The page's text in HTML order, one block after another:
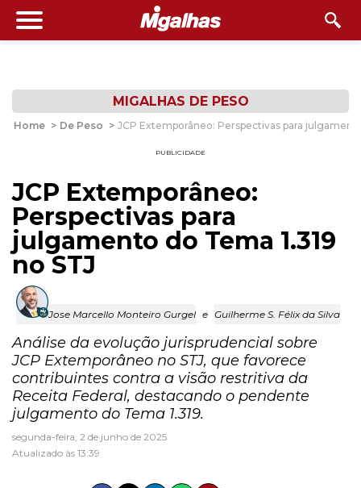
MIGALHAS DE PESO
Home > De Peso > JCP Extemporâneo: Perspectivas para
PUBLICIDADE
JCP Extemporâneo:
Perspectivas para
julgamento do Tema 1.319
no STJ
Jose Marcello Monteiro Gurgel e Guilherme S. Félix da Silva
Análise da evolução jurisprudencial sobre
JCP Extemporâneo no STJ, que favorece
contribuintes contra a visão restritiva da
Receita Federal, destacando o pendente
julgamento do Tema 1.319.
segunda-feira, 2 de junho de 2025
Atualizado às 13:39